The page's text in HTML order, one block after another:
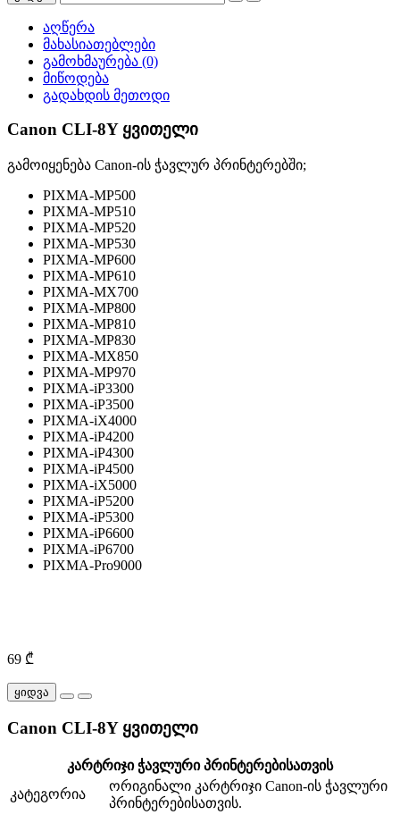
აღწერა
მახასიათებლები
გამოხმაურება (0)
მიწოდება
გადახდის მეთოდი
Canon CLI-8Y ყვითელი
გამოიყენება Canon-ის ჭავლურ პრინტერებში;
PIXMA-MP500
PIXMA-MP510
PIXMA-MP520
PIXMA-MP530
PIXMA-MP600
PIXMA-MP610
PIXMA-MX700
PIXMA-MP800
PIXMA-MP810
PIXMA-MP830
PIXMA-MX850
PIXMA-MP970
PIXMA-iP3300
PIXMA-iP3500
PIXMA-iX4000
PIXMA-iP4200
PIXMA-iP4300
PIXMA-iP4500
PIXMA-iX5000
PIXMA-iP5200
PIXMA-iP5300
PIXMA-iP6600
PIXMA-iP6700
PIXMA-Pro9000
69 ₾
ყიდვა
Canon CLI-8Y ყვითელი
კარტრიჯი ჭავლური პრინტერებისათვის
კატეგორია
ორიგინალი კარტრიჯი Canon-ის ჭავლური
პრინტერებისათვის.